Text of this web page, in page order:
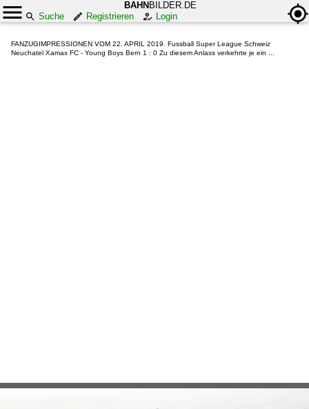
BAHN BILDER.DE
Suche
Registrieren Login
FANZUGIMPRESSIONEN VOM 22. APRIL 2019. Fussball Super League Schweiz
Neuchatel Xamax FC - Young Boys Bern 1 : 0 Zu diesem Anlass verkehrte je ein ...